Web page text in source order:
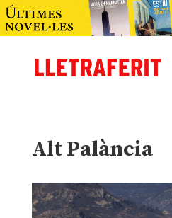
Alt Palància